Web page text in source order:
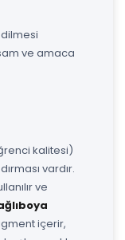
ve amaca
kalitesi)
vardır.
ve
içerir,